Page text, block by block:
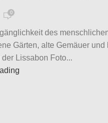
0
des
Gärten, alte Gemäuer und
der Lissabon Foto...